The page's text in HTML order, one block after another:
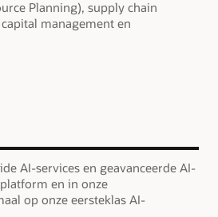
Planning), supply chain
management en
AI-services en geavanceerde AI-
en in onze
op onze eersteklas AI-